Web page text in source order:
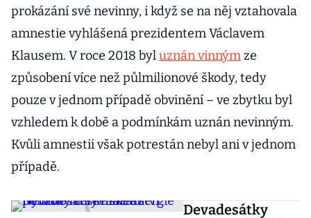
prokázání své nevinny, i když se na něj vztahovala
amnestie vyhlášená prezidentem Václavem
Klausem. V roce 2018 byluznán vinnýmze
způsobení více než půlmilionové škody, tedy
pouze v jednom případě obvinění – ve zbytku byl
vzhledem k době a podmínkám uznán nevinným.
Kvůli amnestii však potrestán nebyl ani v jednom
případě.
Devadesátky